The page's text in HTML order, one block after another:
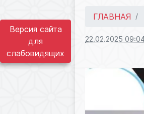
Версия сайта
для
слабовидящих
ГЛАВНАЯ
22.02.2025